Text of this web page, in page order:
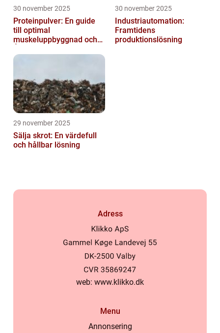
30 november 2025
Proteinpulver: En guide
till optimal
muskeluppbyggnad och
30 november 2025
Industriautomation:
Framtidens
produktionslösning
29 november 2025
Sälja skrot: En värdefull
och hållbar lösning
Adress
web: www.klikko.dk
Menu
Annonsering